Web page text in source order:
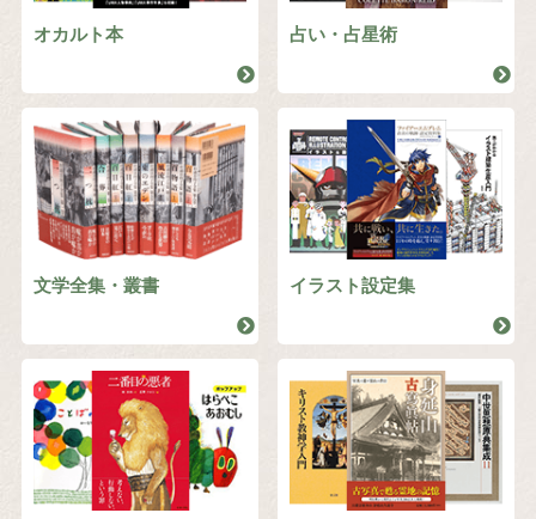
オカルト本 占い・占星術
文学全集・叢書 イラスト設定集